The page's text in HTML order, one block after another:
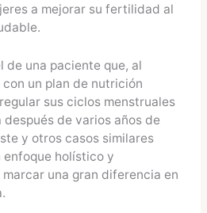
a mejorar su fertilidad al
de una paciente que, al
un plan de nutrición
sus ciclos menstruales
de varios años de
y otros casos similares
enfoque holístico y
una gran diferencia en